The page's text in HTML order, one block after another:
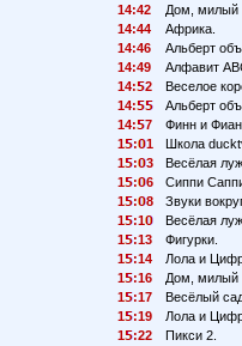
14:42
Дом, милый
14:44
Африка.
14:46
Альберт
14:49
Алфавит
14:
2
Веселое
14:
Альберт
14:
7
Финн и
1
: 1
Школа
1
: 3
Весёлая
1
: 6
Сиппи
1
: 8
Звуки
1
:1
Весёлая
1
:13
Фигурки.
1
:14
Лола и
1
:16
Дом, милый
1
:17
Весёлый
1
:19
Лола и
1
:22
Пикси 2.